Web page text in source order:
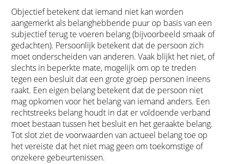
Objectief betekent dat iemand niet kan worden
aangemerkt als belanghebbende puur op basis van een
subjectief terug te voeren belang (bijvoorbeeld smaak of
gedachten). Persoonlijk betekent dat de persoon zich
moet onderscheiden van anderen. Vaak blijkt het niet, of
slechts in beperkte mate, mogelijk om op te treden
tegen een besluit dat een grote groep personen ineens
raakt. Een eigen belang betekent dat de persoon niet
mag opkomen voor het belang van iemand anders. Een
rechtstreeks belang houdt in dat er voldoende verband
moet bestaan tussen het besluit en het geraakte belang.
Tot slot ziet de voorwaarden van actueel belang toe op
het vereiste dat het niet mag geen om toekomstige of
onzekere gebeurtenissen.